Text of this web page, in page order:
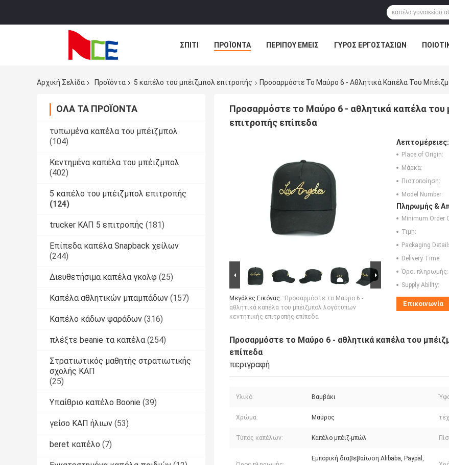
ΣΠΊΤΙ ΠΡΟΪΌΝΤΑ ΠΕΡΊΠΟΥ ΕΜΕΊΣ ΓΎΡΟΣ ΕΡΓΟΣΤΑΣΊΩΝ
Αρχική Σελίδα
Προϊόντα 5 καπέλο του μπέιζμπολ επιτροπής Προσαρμόστε Το Μαύρο 6 - Αθλητικά Καπέλα Του
ΌΛΑ ΤΑ ΠΡΟΪΌΝΤΑ
τυπωμένα καπέλα του μπέιζμπολ
(104)
Κεντημένα καπέλα του μπέιζμπολ
(402)
5 καπέλο του μπέιζμπολ επιτροπής
(124)
trucker ΚΑΠ 5 επιτροπής (181)
Επίπεδα καπέλα Snapback χείλων
(244)
Διευθετήσιμα καπέλα γκολφ (25)
Καπέλα αθλητικών μπαμπάδων (157)
Καπέλο κάδων ψαράδων (316)
πλέξτε beanie τα καπέλα (254)
Στρατιωτικός μαθητής στρατιωτικής
σχολής ΚΑΠ
(25)
Υπαίθριο καπέλο Boonie (39)
γείσο ΚΑΠ ήλιων (53)
beret καπέλο (7)
Προσαρμόστε το Μαύρο 6 - αθλητικά καπέλα του
επιτροπής επίπεδα
Μεγάλες Εικόνας : Προσαρμόστε το Μαύρο 6 -
αθλητικά καπέλα του μπέιζμπολ λογότυπων
κεντητικής επιτροπής επίπεδα
Λεπτομέρειες:
Place of Origin:
Μάρκα:
Πιστοποίηση:
Model Number:
Πληρωμής &
Minimum Order
Τιμή:
Packaging
Delivery Time:
Όροι πληρωμής:
Supply Ability:
Επικοινωνία
Προσαρμόστε το Μαύρο 6 - αθλητικά καπέλα του
επίπεδα
περιγραφή
Υλικό: Βαμβάκι
Χρώμα: Μαύρος
Τύπος καπέλων: Καπέλο μπέιζ-μπώλ
Εμπορική διαβεβαίωση Alibaba, Paypal,